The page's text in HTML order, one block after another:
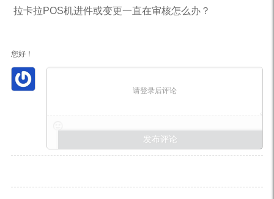
拉卡拉POS机进件或变更一直在审核怎么办？
您好！
请登录后评论